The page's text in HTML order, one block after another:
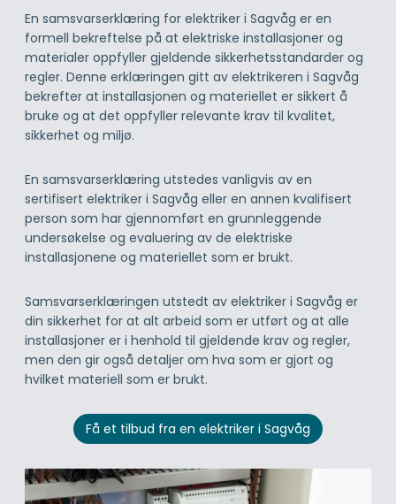
En samsvarserklæring for elektriker i Sagvåg er en
formell bekreftelse på at elektriske installasjoner og
materialer oppfyller gjeldende sikkerhetsstandarder og
regler. Denne erklæringen gitt av elektrikeren i Sagvåg
bekrefter at installasjonen og materiellet er sikkert å
bruke og at det oppfyller relevante krav til kvalitet,
sikkerhet og miljø.
En samsvarserklæring utstedes vanligvis av en
sertifisert elektriker i Sagvåg eller en annen kvalifisert
person som har gjennomført en grunnleggende
undersøkelse og evaluering av de elektriske
installasjonene og materiellet som er brukt.
Samsvarserklæringen utstedt av elektriker i Sagvåg er
din sikkerhet for at alt arbeid som er utført og at alle
installasjoner er i henhold til gjeldende krav og regler,
men den gir også detaljer om hva som er gjort og
hvilket materiell som er brukt.
Få et tilbud fra en elektriker i Sagvåg